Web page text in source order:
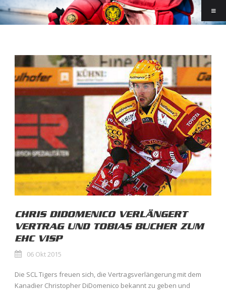
CHRIS DIDOMENICO VERLÄNGERT
VERTRAG UND TOBIAS BUCHER ZUM
EHC VISP
06 Okt 2015
Die SCL Tigers freuen sich, die Vertragsverlängerung mit dem
Kanadier Christopher DiDomenico bekannt zu geben und